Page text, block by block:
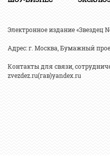
Электронное издание «Звездец
Адрес: г. Москва, Бумажный
Контакты для связи,
zvezdez.ru(гав)yandex.ru